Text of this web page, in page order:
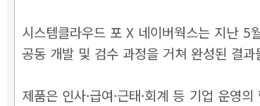
시스템클라우드 포 X 네이버웍스는 지난 5
공동 개발 및 검수 과정을 거쳐 완성된 결과
제품은 인사·급여·근태·회계 등 기업 운